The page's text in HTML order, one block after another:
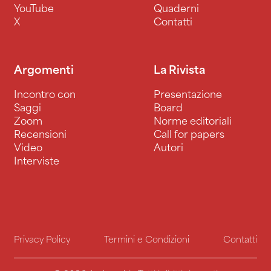
YouTube
X
Quaderni
Contatti
Argomenti
Incontro con
Saggi
Zoom
Recensioni
Video
Interviste
La Rivista
Presentazione
Board
Norme editoriali
Call for papers
Autori
Privacy Policy Termini e Condizioni Contatti